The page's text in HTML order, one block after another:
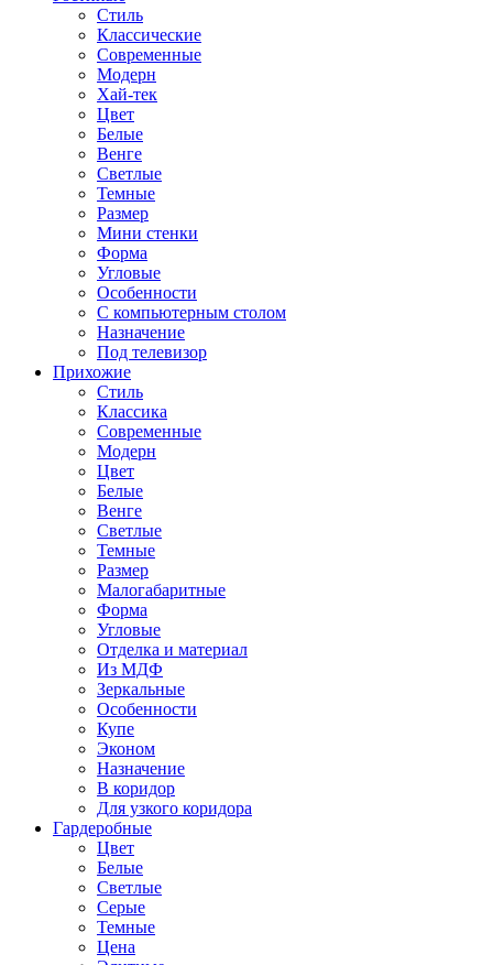
Стиль
Классические
Современные
Модерн
Хай-тек
Цвет
Белые
Венге
Светлые
Темные
Размер
Мини стенки
Форма
Угловые
Особенности
С компьютерным столом
Назначение
Под телевизор
Прихожие
Стиль
Классика
Современные
Модерн
Цвет
Белые
Венге
Светлые
Темные
Размер
Малогабаритные
Форма
Угловые
Отделка и материал
Из МДФ
Зеркальные
Особенности
Купе
Эконом
Назначение
В коридор
Для узкого коридора
Гардеробные
Цвет
Белые
Светлые
Серые
Темные
Цена